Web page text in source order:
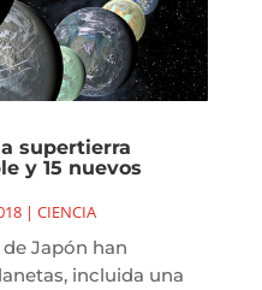
supertierra
y 15 nuevos
| CIENCIA
Japón han
incluida una